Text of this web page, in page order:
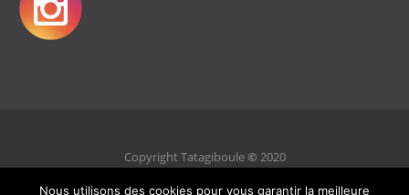
Copyright Tatagiboule© 2020
Nous utilisons des cookies pour vous garantir la meilleure